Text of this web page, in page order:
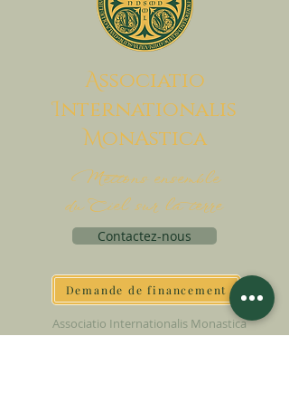
Associatio
Internationalis
MonAstica
Mettons ensemble
du Ciel sur la terre
Contactez-nous
Demande de financement
Associatio Internationalis Monastica